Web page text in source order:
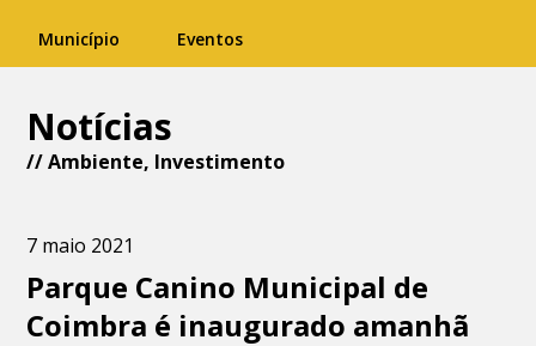
Município Eventos
Notícias
//Ambiente, Investimento
7 maio 2021
Parque Canino Municipal de
Coimbra é inaugurado amanhã